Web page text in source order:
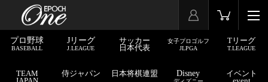
プロ野球
BASEBALL
Jリーグ
J.LEAGUE
サッカー
日本代表
女子プロゴルフ
JLPGA
Tリーグ
T.LEAGUE
TEAM
侍ジャパン 日本将棋連盟 Disney
イベント